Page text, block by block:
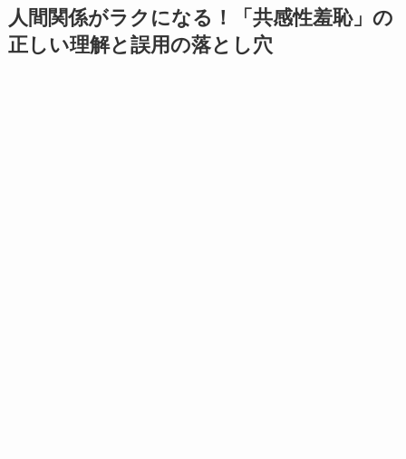
人間関係がラクになる！「共感性羞恥」の
正しい理解と誤用の落とし穴